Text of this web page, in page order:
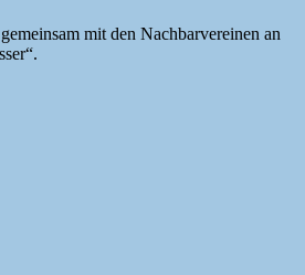
mit den Nachbarvereinen an